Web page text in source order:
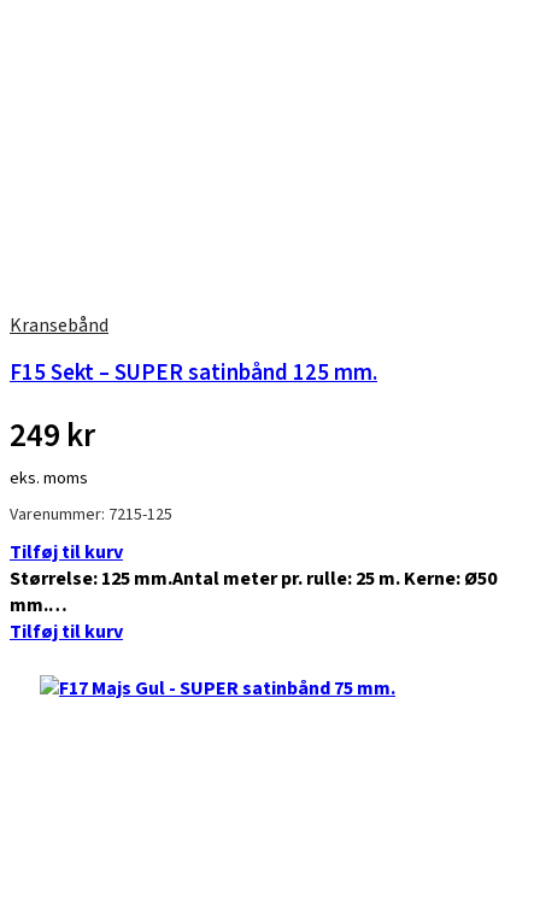
Kransebånd
F15 Sekt – SUPER satinbånd 125 mm.
249 kr
eks. moms
Varenummer: 7215-125
Tilføj til kurv
Størrelse: 125 mm.Antal meter pr. rulle: 25 m. Kerne: Ø50
mm.…
Tilføj til kurv